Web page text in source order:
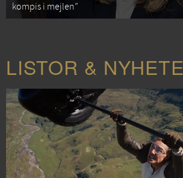
kompis i mejlen”
LISTOR &